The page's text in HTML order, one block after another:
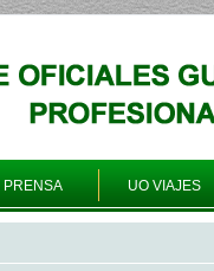
PRENSA UO VIAJES